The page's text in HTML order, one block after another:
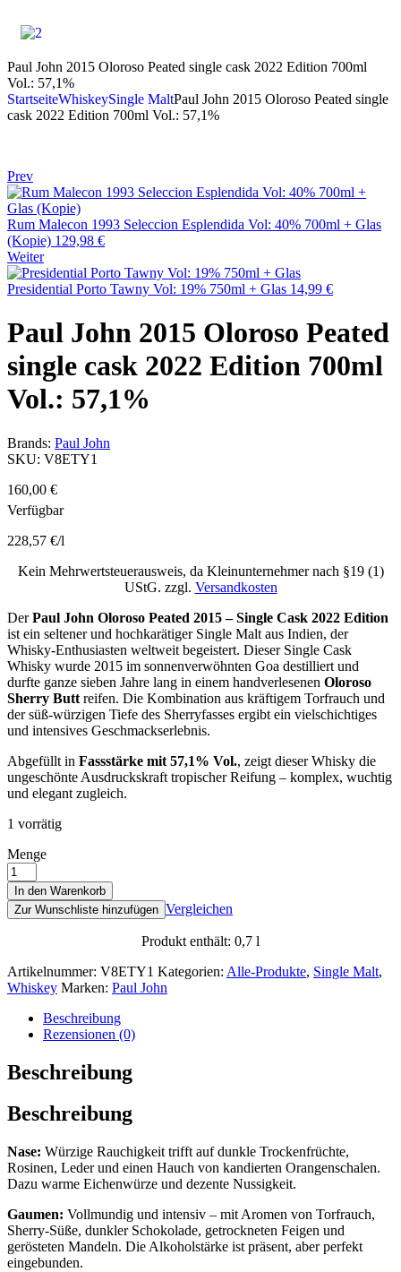
Paul John 2015 Oloroso Peated single cask 2022 Edition 700ml
Vol.: 57,1%
StartseiteWhiskeySingle MaltPaul John 2015 Oloroso Peated single
cask 2022 Edition 700ml Vol.: 57,1%
Prev
Rum Malecon 1993 Seleccion Esplendida Vol: 40% 700ml + Glas
(Kopie) 129,98 €
Weiter
Presidential Porto Tawny Vol: 19% 750ml + Glas 14,99 €
Paul John 2015 Oloroso Peated
single cask 2022 Edition 700ml
Vol.: 57,1%
Brands: Paul John
SKU: V8ETY1
160,00 €
Verfügbar
228,57 €/l
Kein Mehrwertsteuerausweis, da Kleinunternehmer nach §19 (1)
UStG. zzgl. Versandkosten
DerPaul John Oloroso Peated 2015 – Single Cask 2022 Edition
ist ein seltener und hochkarätiger Single Malt aus Indien, der
Whisky-Enthusiasten weltweit begeistert. Dieser Single Cask
Whisky wurde 2015 im sonnenverwöhnten Goa destilliert und
durfte ganze sieben Jahre lang in einem handverlesenen Oloroso
Sherry Butt reifen. Die Kombination aus kräftigem Torfrauch und
der süß-würzigen Tiefe des Sherryfasses ergibt ein vielschichtiges
und intensives Geschmackserlebnis.
Abgefüllt in Fassstärke mit 57,1% Vol., zeigt dieser Whisky die
ungeschönte Ausdruckskraft tropischer Reifung – komplex, wuchtig
und elegant zugleich.
1 vorrätig
Menge
In den Warenkorb
Zur Wunschliste hinzufügen Vergleichen
Produkt enthält: 0,7 l
Artikelnummer: V8ETY1 Kategorien: Alle-Produkte, Single Malt,
Whiskey Marken: Paul John
Beschreibung
Rezensionen (0)
Beschreibung
Beschreibung
Nase: Würzige Rauchigkeit trifft auf dunkle Trockenfrüchte,
Rosinen, Leder und einen Hauch von kandierten Orangenschalen.
Dazu warme Eichenwürze und dezente Nussigkeit.
Gaumen: Vollmundig und intensiv – mit Aromen von Torfrauch,
Sherry-Süße, dunkler Schokolade, getrockneten Feigen und
gerösteten Mandeln. Die Alkoholstärke ist präsent, aber perfekt
eingebunden.